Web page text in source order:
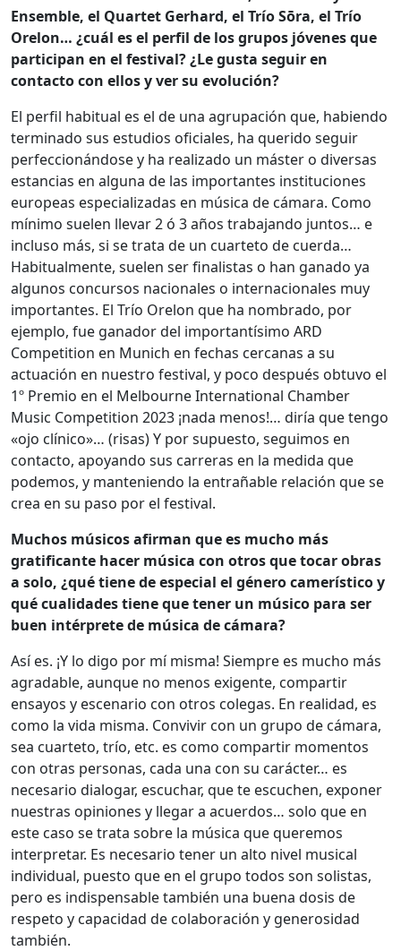
Ensemble, el Quartet Gerhard, el Trío Sōra, el Trío
Orelon… ¿cuál es el perfil de los grupos jóvenes que
participan en el festival? ¿Le gusta seguir en
contacto con ellos y ver su evolución?
El perfil habitual es el de una agrupación que, habiendo
terminado sus estudios oficiales, ha querido seguir
perfeccionándose y ha realizado un máster o diversas
estancias en alguna de las importantes instituciones
europeas especializadas en música de cámara. Como
mínimo suelen llevar 2 ó 3 años trabajando juntos… e
incluso más, si se trata de un cuarteto de cuerda…
Habitualmente, suelen ser finalistas o han ganado ya
algunos concursos nacionales o internacionales muy
importantes. El Trío Orelon que ha nombrado, por
ejemplo, fue ganador del importantísimo ARD
Competition en Munich en fechas cercanas a su
actuación en nuestro festival, y poco después obtuvo el
1º Premio en el Melbourne International Chamber
Music Competition 2023 ¡nada menos!… diría que tengo
«ojo clínico»… (risas) Y por supuesto, seguimos en
contacto, apoyando sus carreras en la medida que
podemos, y manteniendo la entrañable relación que se
crea en su paso por el festival.
Muchos músicos afirman que es mucho más
gratificante hacer música con otros que tocar obras
a solo, ¿qué tiene de especial el género camerístico y
qué cualidades tiene que tener un músico para ser
buen intérprete de música de cámara?
Así es. ¡Y lo digo por mí misma! Siempre es mucho más
agradable, aunque no menos exigente, compartir
ensayos y escenario con otros colegas. En realidad, es
como la vida misma. Convivir con un grupo de cámara,
sea cuarteto, trío, etc. es como compartir momentos
con otras personas, cada una con su carácter… es
necesario dialogar, escuchar, que te escuchen, exponer
nuestras opiniones y llegar a acuerdos… solo que en
este caso se trata sobre la música que queremos
interpretar. Es necesario tener un alto nivel musical
individual, puesto que en el grupo todos son solistas,
pero es indispensable también una buena dosis de
respeto y capacidad de colaboración y generosidad
también.